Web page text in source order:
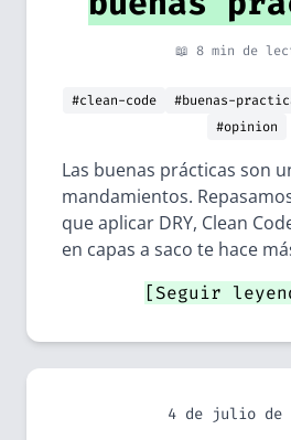
📖 8 min de
#clean-code #buenas-
#opinion
Las buenas prácticas son
mandamientos.
que aplicar DRY, Clean
en capas a saco te hace
[Seguir
4 de julio de